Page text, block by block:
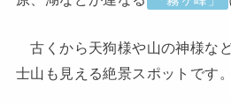
古くから天狗様や山の神様な
士山も見える絶景スポットです。